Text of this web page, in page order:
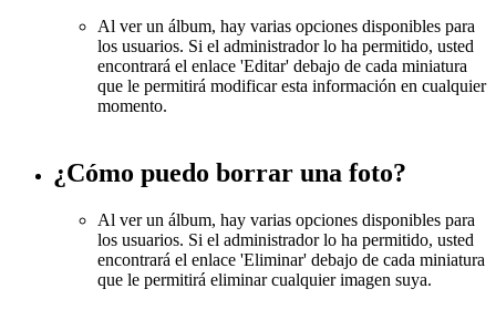
Al ver un álbum, hay varias opciones disponibles para
los usuarios. Si el administrador lo ha permitido, usted
encontrará el enlace 'Editar' debajo de cada miniatura
que le permitirá modificar esta información en cualquier
momento.
¿Cómo puedo borrar una foto?
Al ver un álbum, hay varias opciones disponibles para
los usuarios. Si el administrador lo ha permitido, usted
encontrará el enlace 'Eliminar' debajo de cada miniatura
que le permitirá eliminar cualquier imagen suya.